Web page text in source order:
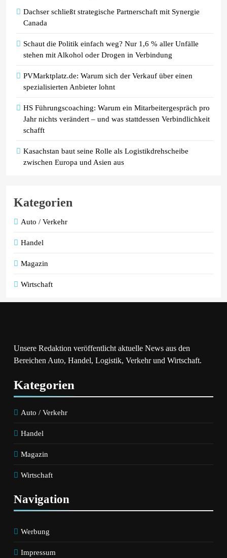
Dachser schließt strategische Partnerschaft mit Synergie
Canada
Schaut die Politik einfach weg? Nur 1,6 % aller Unfälle
stehen mit Alkohol oder Drogen in Verbindung
PVMarktplatz.de: Warum sich der Verkauf über einen
spezialisierten Anbieter lohnt
HS Führungscoaching: Warum ein Mitarbeitergespräch pro
Jahr nichts verändert – und was stattdessen Verbindlichkeit
schafft
Kasachstan baut seine Rolle als Logistikdrehscheibe
zwischen Europa und Asien aus
Kategorien
Auto / Verkehr
Handel
Magazin
Wirtschaft
Unsere Redaktion veröffentlicht aktuelle News aus den
Bereichen Auto, Handel, Logistik, Verkehr und Wirtschaft.
Kategorien
Auto / Verkehr
Handel
Magazin
Wirtschaft
Navigation
Werbung
Impressum